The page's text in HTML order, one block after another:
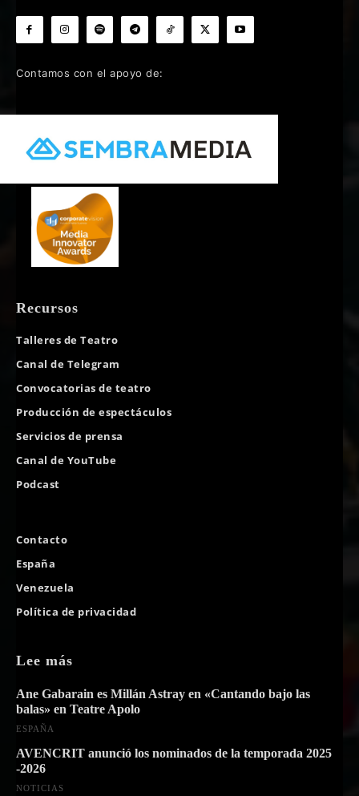
Contamos con el apoyo de:
Recursos
Talleres de Teatro
Canal de Telegram
Convocatorias de teatro
Producción de espectáculos
Servicios de prensa
Canal de YouTube
Podcast
Contacto
España
Venezuela
Política de privacidad
Lee más
Ane Gabarain es Millán Astray en «Cantando bajo las
balas» en Teatre Apolo
ESPAÑA
AVENCRIT anunció los nominados de la temporada 2025
-2026
NOTICIAS